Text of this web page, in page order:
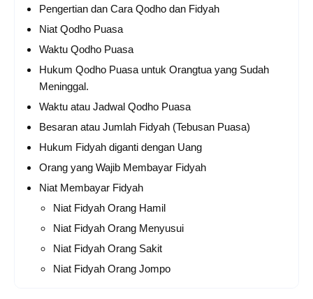
Pengertian dan Cara Qodho dan Fidyah
Niat Qodho Puasa
Waktu Qodho Puasa
Hukum Qodho Puasa untuk Orangtua yang Sudah
Meninggal.
Waktu atau Jadwal Qodho Puasa
Besaran atau Jumlah Fidyah (Tebusan Puasa)
Hukum Fidyah diganti dengan Uang
Orang yang Wajib Membayar Fidyah
Niat Membayar Fidyah
Niat Fidyah Orang Hamil
Niat Fidyah Orang Menyusui
Niat Fidyah Orang Sakit
Niat Fidyah Orang Jompo